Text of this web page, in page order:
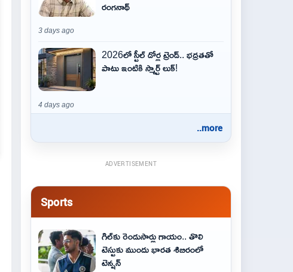
రంగనాథ్
3 days ago
2026లో స్టీల్ డోర్ల ట్రెండ్.. భద్రతతో
పాటు ఇంటికి స్మార్ట్ లుక్!
4 days ago
..more
ADVERTISEMENT
Sports
గిల్‌కు రెండుసార్లు గాయం.. తొలి
టెస్టుకు ముందు భారత శిబిరంలో
టెన్షన్